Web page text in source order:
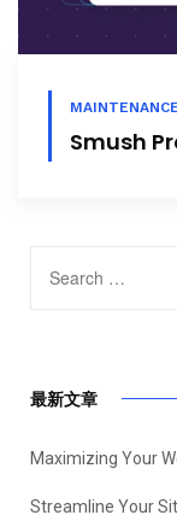
MAINTENANCE
Smush
最新文章
Maximizing Your
Streamline Your